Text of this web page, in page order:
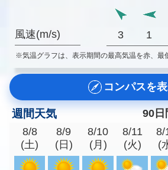
風速(m/s) 3 1
※気温グラフは、表示期間の最高気温を赤、最
コンパスを
週間天気
90日
8/8
(土)
8/9
(日)
8/10
(月)
8/11
(火)
8/
(